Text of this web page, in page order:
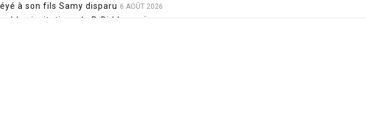
à son fils Samy disparu 6 AOÛT 2026
les invitations de P. Diddy